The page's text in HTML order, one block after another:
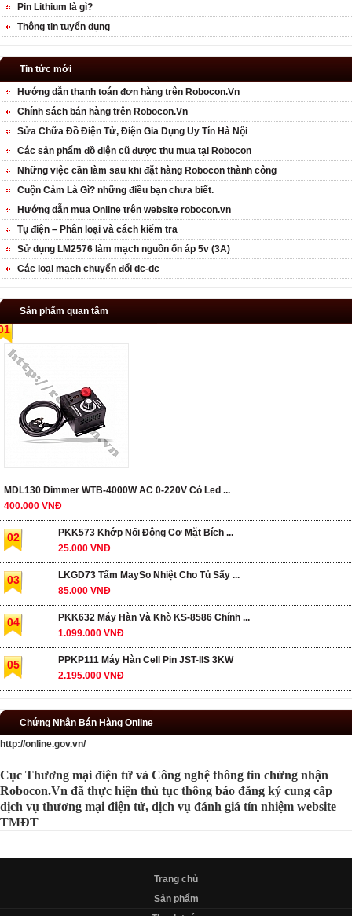
Pin Lithium là gì?
Thông tin tuyển dụng
Tin tức mới
Hướng dẫn thanh toán đơn hàng trên Robocon.Vn
Chính sách bán hàng trên Robocon.Vn
Sửa Chữa Đồ Điện Tử, Điện Gia Dụng Uy Tín Hà Nội
Các sản phẩm đồ điện cũ được thu mua tại Robocon
Những việc cần làm sau khi đặt hàng Robocon thành công
Cuộn Cảm Là Gì? những điều bạn chưa biết.
Hướng dẫn mua Online trên website robocon.vn
Tụ điện – Phân loại và cách kiểm tra
Sử dụng LM2576 làm mạch nguồn ổn áp 5v (3A)
Các loại mạch chuyển đổi dc-dc
Sản phẩm quan tâm
MDL130 Dimmer WTB-4000W AC 0-220V Có Led ...
400.000 VNĐ
02
PKK573 Khớp Nối Động Cơ Mặt Bích ...
25.000 VNĐ
03
LKGD73 Tấm MaySo Nhiệt Cho Tủ Sấy ...
85.000 VNĐ
04
PKK632 Máy Hàn Và Khò KS-8586 Chính ...
1.099.000 VNĐ
05
PPKP111 Máy Hàn Cell Pin JST-IIS 3KW
2.195.000 VNĐ
Chứng Nhận Bán Hàng Online
http://online.gov.vn/
Cục Thương mại điện tử và Công nghệ thông tin chứng nhận
Robocon.Vn đã thực hiện thủ tục thông báo đăng ký cung cấp
dịch vụ thương mại điện tử, dịch vụ đánh giá tín nhiệm website
TMĐT
Trang chủ
Sản phẩm